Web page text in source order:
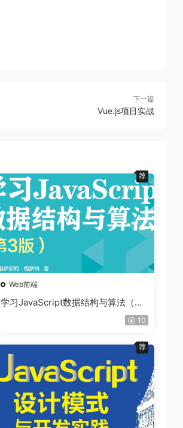
下一篇
Vue.js项目实战
Web前端
学习JavaScript数据结构与算法（第
10
荐
荐